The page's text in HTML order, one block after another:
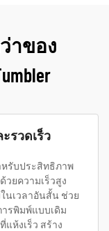
าของ
รวดเร็ว
หรับประสิทธิภาพ
วยความเร็วสูง
นเวลาอันสั้น ช่วย
ารพิมพ์แบบเดิม
ห้งเร็ว สร้าง